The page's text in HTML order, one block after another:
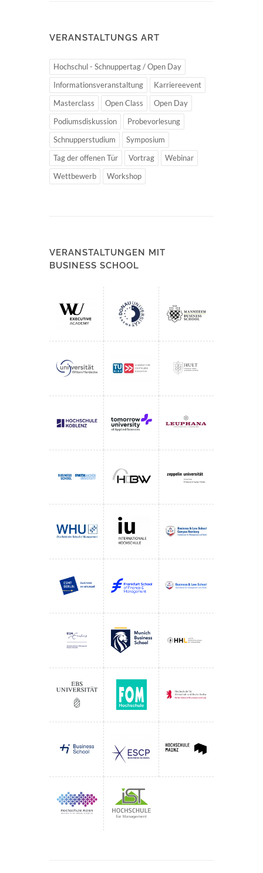
VERANSTALTUNGS ART
Hochschul - Schnuppertag / Open Day
Informationsveranstaltung
Karriereevent
Masterclass
Open Class
Open Day
Podiumsdiskussion
Probevorlesung
Schnupperstudium
Symposium
Tag der offenen Tür
Vortrag
Webinar
Wettbewerb
Workshop
VERANSTALTUNGEN MIT
BUSINESS SCHOOL